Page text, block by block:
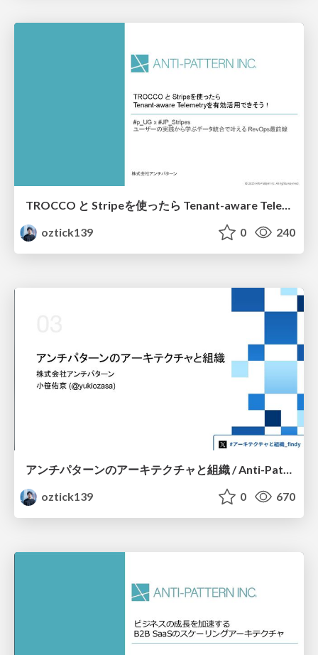
oztick139
0 240
アンチパターンのアーキテクチャと組織 / Anti-Pattern Software Architecture and Organization
oztick139
0 670